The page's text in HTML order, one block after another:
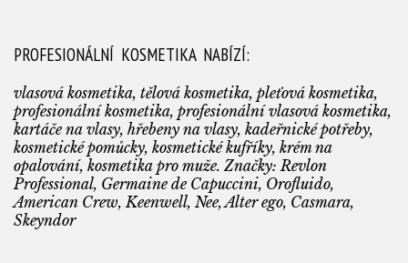
PROFESIONÁLNÍ KOSMETIKA NABÍZÍ:
vlasová kosmetika, tělová kosmetika, pleťová kosmetika,
profesionální kosmetika, profesionální vlasová kosmetika,
kartáče na vlasy, hřebeny na vlasy, kadeřnické potřeby,
kosmetické pomůcky, kosmetické kufříky, krém na
opalování, kosmetika pro muže. Značky: Revlon
Professional, Germaine de Capuccini, Orofluido,
American Crew, Keenwell, Nee, Alter ego, Casmara,
Skeyndor